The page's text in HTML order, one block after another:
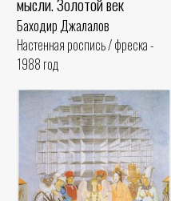
Баходир Джалалов
Настенная роспись / фреска -
1988 год